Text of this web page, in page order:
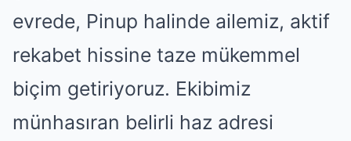
evrede, Pinup halinde ailemiz, aktif
rekabet hissine taze mükemmel
biçim getiriyoruz. Ekibimiz
münhasıran belirli haz adresi